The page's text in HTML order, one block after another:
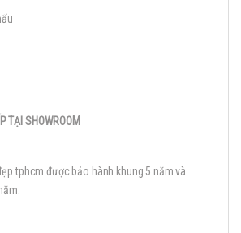
TẠI SHOWROOM
tphcm được bảo hành khung 5 năm và